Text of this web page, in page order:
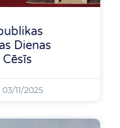
Dienas
03/11/2025